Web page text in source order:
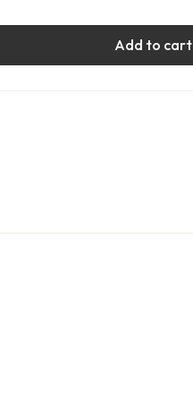
Add to cart